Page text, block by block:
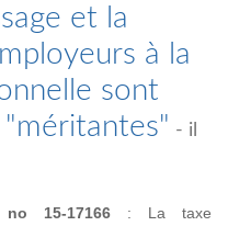
et la
à la
sont
- il
no 15-17166: La taxe